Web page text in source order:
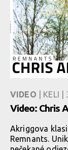
VIDEO | KELI |
Video: Chris
Akriggova
Remnants.